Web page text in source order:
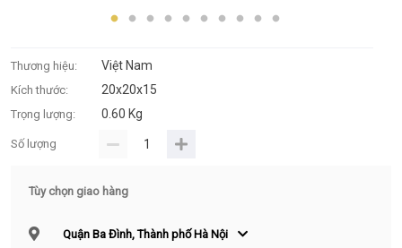
Thương hiệu: Việt Nam
Kích thước: 20x20x15
Trọng lượng: 0.60 Kg
Số lượng
Tùy chọn giao hàng
Quận Ba Đình, Thành phố Hà Nội